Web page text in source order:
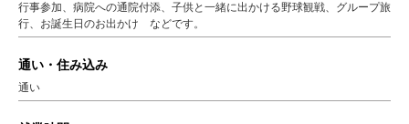
行事参加、病院への通院付添、子供と一緒に出かける野球観戦、グループ旅
行、お誕生日のお出かけ などです。
通い・住み込み
通い